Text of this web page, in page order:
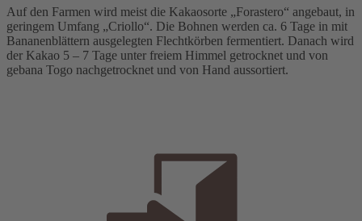
Auf den Farmen wird meist die Kakaosorte „Forastero“ angebaut, in
geringem Umfang „Criollo“. Die Bohnen werden ca. 6 Tage in mit
Bananenblättern ausgelegten Flechtkörben fermentiert. Danach wird
der Kakao 5 – 7 Tage unter freiem Himmel getrocknet und von
gebana Togo nachgetrocknet und von Hand aussortiert.